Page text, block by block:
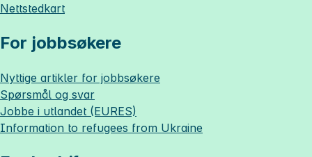
Nettstedkart
For jobbsøkere
Nyttige artikler for jobbsøkere
Spørsmål og svar
Jobbe i utlandet (EURES)
Information to refugees from Ukraine